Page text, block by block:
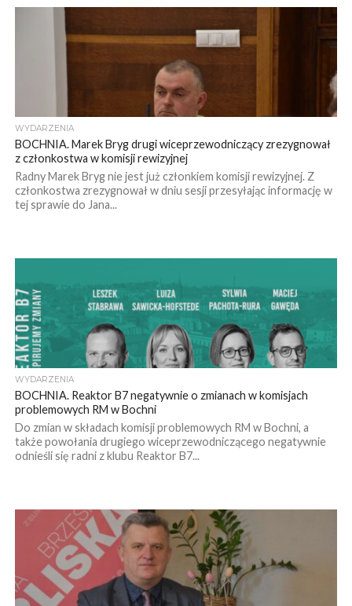
WYDARZENIA
BOCHNIA. Marek Bryg drugi wiceprzewodniczący zrezygnował
z członkostwa w komisji rewizyjnej
Radny Marek Bryg nie jest już członkiem komisji rewizyjnej. Z
członkostwa zrezygnował w dniu sesji przesyłając informację w
tej sprawie do Jana...
WYDARZENIA
BOCHNIA. Reaktor B7 negatywnie o zmianach w komisjach
problemowych RM w Bochni
Do zmian w składach komisji problemowych RM w Bochni, a
także powołania drugiego wiceprzewodniczącego negatywnie
odnieśli się radni z klubu Reaktor B7...